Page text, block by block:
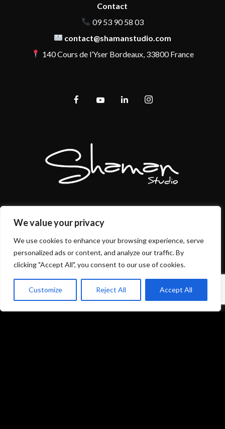
We value your privacy
We use cookies to enhance your browsing experience, serve
personalized ads or content, and analyze our traffic. By
clicking "Accept All", you consent to our use of cookies.
Customize Reject All Accept All
Contact
09 53 90 58 03
contact@shamanstudio.com
140 Cours de l’Yser Bordeaux, 33800 France